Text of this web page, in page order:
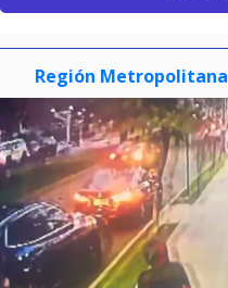
Región Metropolitana